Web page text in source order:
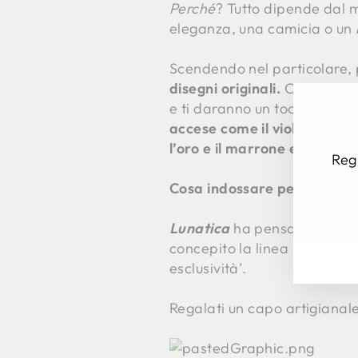
Perché? Tutto dipende dal
eleganza, una camicia o un
Scendendo nel
disegni originali. Come, ad
e ti daranno un tocco di
accese come il viola, il blu
l’oro e il marrone e
Cosa indossare per un
Lunaticaha pensato anche
concepito la linea “
esclusività’.
Regalati un capo